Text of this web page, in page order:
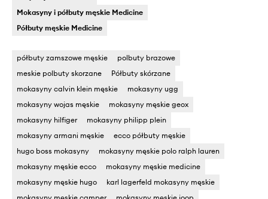
Mokasyny i półbuty męskie Medicine
Półbuty męskie Medicine
półbuty zamszowe męskie
polbuty brazowe
meskie polbuty skorzane
Półbuty skórzane
mokasyny calvin klein męskie
mokasyny ugg
mokasyny wojas męskie
mokasyny męskie geox
mokasyny hilfiger
mokasyny philipp plein
mokasyny armani męskie
ecco półbuty męskie
hugo boss mokasyny
mokasyny męskie polo ralph lauren
mokasyny męskie ecco
mokasyny męskie medicine
mokasyny męskie hugo
karl lagerfeld mokasyny męskie